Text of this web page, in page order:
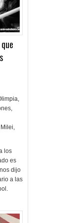
,
,
Milei,
los
es
dijo
a las